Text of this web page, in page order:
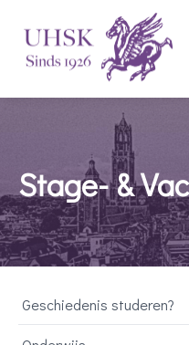
Stage- &
Geschiedenis studeren?